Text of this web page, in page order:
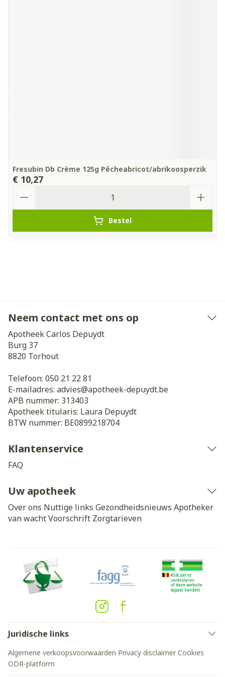
Fresubin Db Crème 125g Pêcheabricot/abrikoosperzik
€ 10,27
Bestel
Neem contact met ons op
Apotheek Carlos Depuydt
Burg 37
8820 Torhout
Telefoon: 050 21 22 81
E-mailadres: advies@apotheek-depuydt.be
APB nummer: 313403
Apotheek titularis: Laura Depuydt
BTW nummer: BE0899218704
Klantenservice
FAQ
Uw apotheek
Over ons Nuttige links Gezondheidsnieuws Apotheker
van wachtVoorschrift Zorgtarieven
Juridische links
Algemene verkoopsvoorwaarden Privacy disclaimer Cookies
ODR-platform